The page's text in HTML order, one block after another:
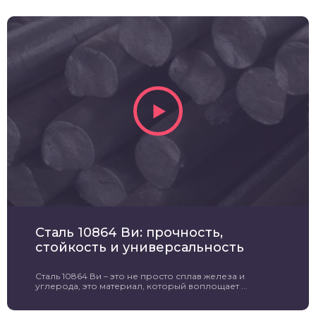
Сталь 10864 Ви: прочность,
стойкость и универсальность
Сталь 10864 Ви – это не просто сплав железа и
углерода, это материал, который воплощает ...